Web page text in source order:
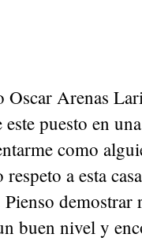
Oscar Arenas
puesto en
como
a esta
demostrar
buen nivel y